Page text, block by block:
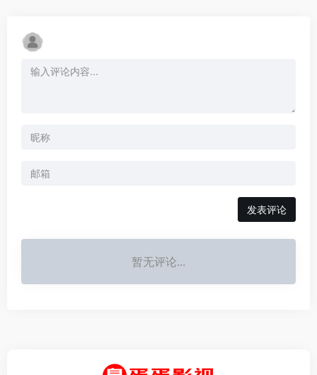
发表评论
暂无评论...